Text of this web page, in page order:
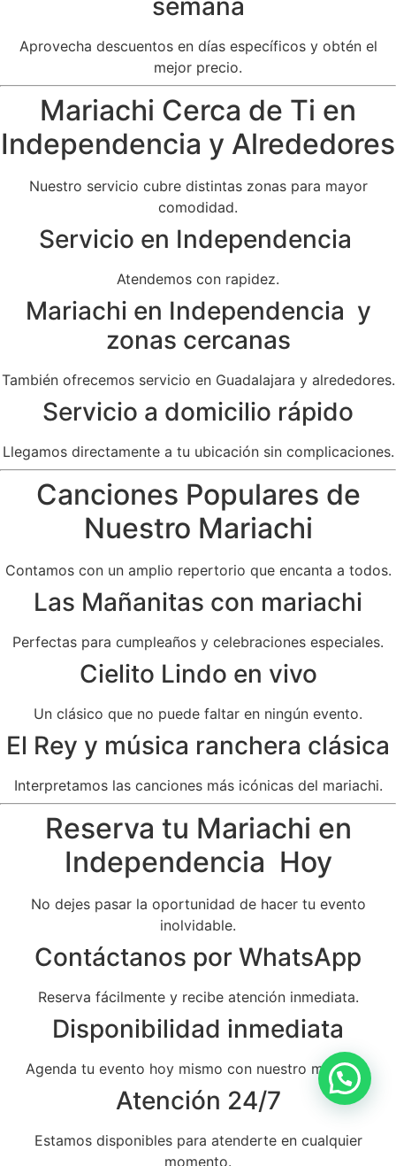
semana
Aprovecha descuentos en días específicos y obtén el
mejor precio.
Mariachi Cerca de Ti en
Independencia y Alrededores
Nuestro servicio cubre distintas zonas para mayor
comodidad.
Servicio en Independencia
Atendemos con rapidez.
Mariachi en Independencia y
zonas cercanas
También ofrecemos servicio en Guadalajara y alrededores.
Servicio a domicilio rápido
Llegamos directamente a tu ubicación sin complicaciones.
Canciones Populares de
Nuestro Mariachi
Contamos con un amplio repertorio que encanta a todos.
Las Mañanitas con mariachi
Perfectas para cumpleaños y celebraciones especiales.
Cielito Lindo en vivo
Un clásico que no puede faltar en ningún evento.
El Rey y música ranchera clásica
Interpretamos las canciones más icónicas del mariachi.
Reserva tu Mariachi en
Independencia Hoy
No dejes pasar la oportunidad de hacer tu evento
inolvidable.
Contáctanos por WhatsApp
Reserva fácilmente y recibe atención inmediata.
Disponibilidad inmediata
Agenda tu evento hoy mismo con nuestro mariachi.
Atención 24/7
Estamos disponibles para atenderte en cualquier
momento.